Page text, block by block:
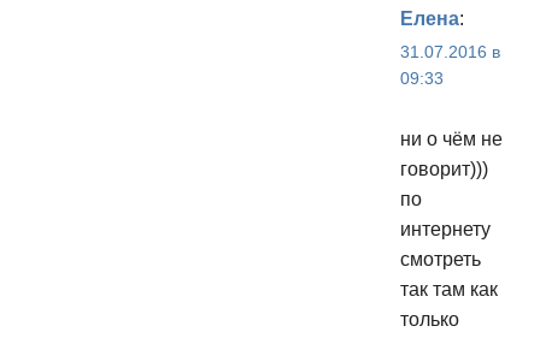
Елена:
31.07.2016 в
09:33
ни о чём не
говорит)))
по
интернету
смотреть
так там как
только